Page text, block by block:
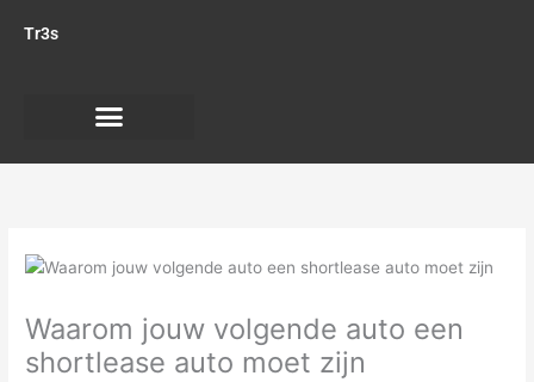
naarTr3s
Waarom jouw volgende auto een
shortlease auto moet zijn